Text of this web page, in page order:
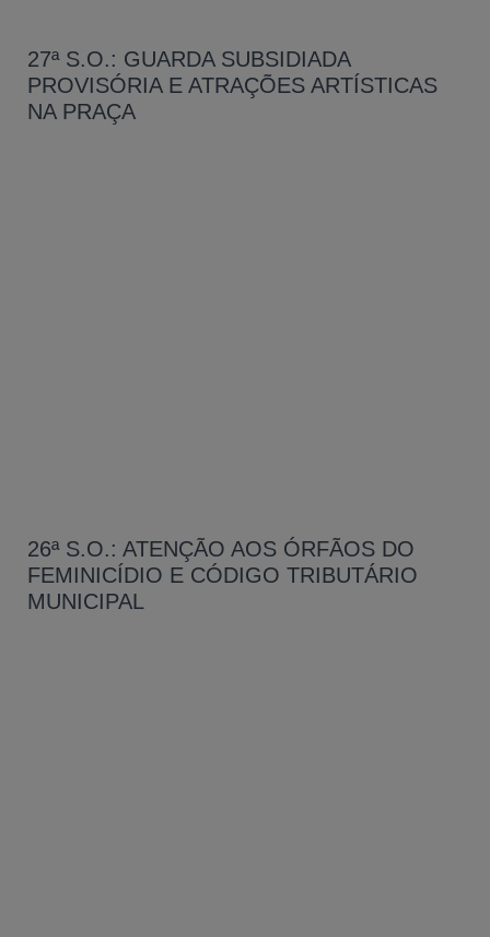
27ª S.O.: GUARDA SUBSIDIADA
PROVISÓRIA E ATRAÇÕES ARTÍSTICAS
NA PRAÇA
26ª S.O.: ATENÇÃO AOS ÓRFÃOS DO
FEMINICÍDIO E CÓDIGO TRIBUTÁRIO
MUNICIPAL